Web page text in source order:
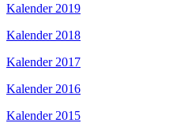
Kalender 2019
Kalender 2018
Kalender 2017
Kalender 2016
Kalender 2015